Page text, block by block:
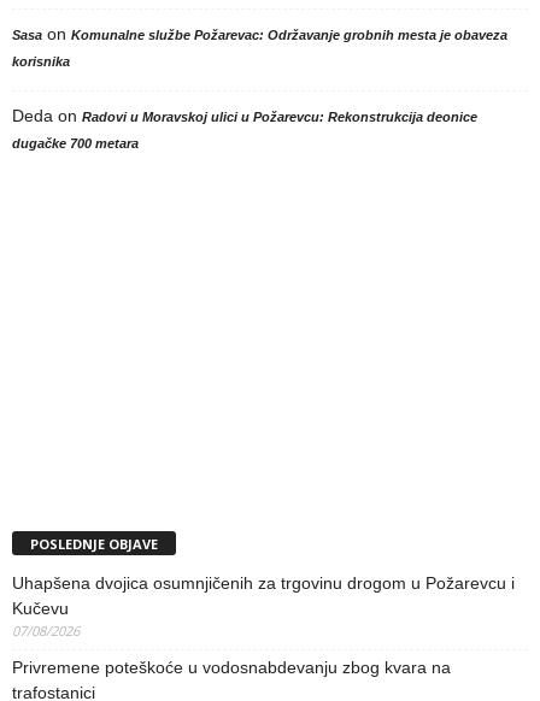
Sasa on Komunalne službe Požarevac: Održavanje grobnih mesta je obaveza
korisnika
Deda on Radovi u Moravskoj ulici u Požarevcu: Rekonstrukcija deonice
dugačke 700 metara
POSLEDNJE OBJAVE
Uhapšena dvojica osumnjičenih za trgovinu drogom u Požarevcu i
Kučevu
07/08/2026
Privremene poteškoće u vodosnabdevanju zbog kvara na
trafostanici